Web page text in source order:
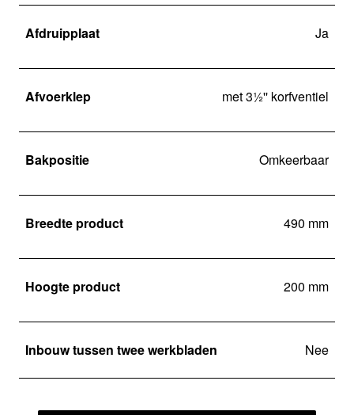
Afdruipplaat Ja
Afvoerklep met 3½'' korfventiel
Bakpositie Omkeerbaar
Breedte product 490 mm
Hoogte product 200 mm
Inbouw tussen twee werkbladen Nee